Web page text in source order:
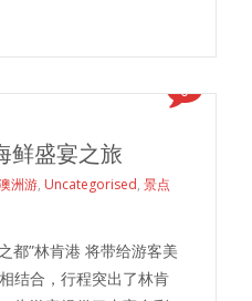
0
鲜盛宴之旅
洲游, Uncategorised,景点
都”林肯港 将带给游客美
结合，行程突出了林肯